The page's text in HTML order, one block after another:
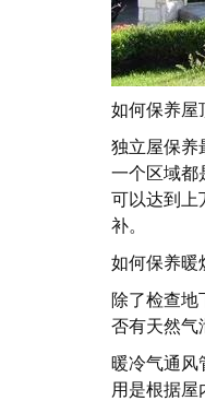
如何保养屋
独立屋保养
一个区域都
可以达到上
补。
如何保养暖
除了检查地
否有天然气
暖冷气通风
用是根据屋